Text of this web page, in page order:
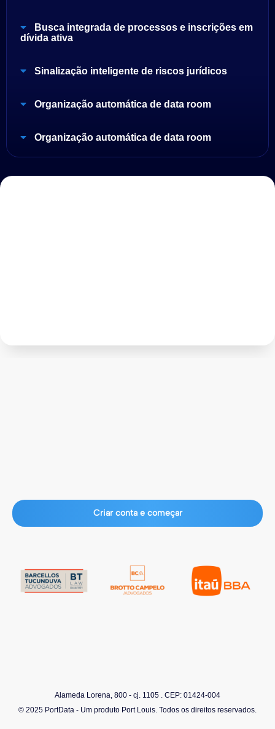
Busca integrada de processos e inscrições em
dívida ativa
Sinalização inteligente de riscos jurídicos
Organização automática de data room
Organização automática de data room
Criar conta e começar
Alameda Lorena, 800 - cj. 1105 . CEP: 01424-004
© 2025 PortData - Um produto Port Louis. Todos os direitos reservados.